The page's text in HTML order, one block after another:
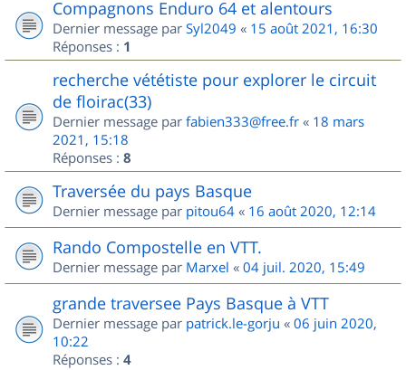
Compagnons Enduro 64 et alentours
Dernier message par Syl2049 « 15 août 2021, 16:30
Réponses : 1
recherche vététiste pour explorer le circuit
de floirac(33)
Dernier message par fabien333@free.fr « 18 mars
2021, 15:18
Réponses : 8
Traversée du pays Basque
Dernier message par pitou64 « 16 août 2020, 12:14
Rando Compostelle en VTT.
Dernier message par Marxel « 04 juil. 2020, 15:49
grande traversee Pays Basque à VTT
Dernier message par patrick.le-gorju « 06 juin 2020,
10:22
Réponses : 4